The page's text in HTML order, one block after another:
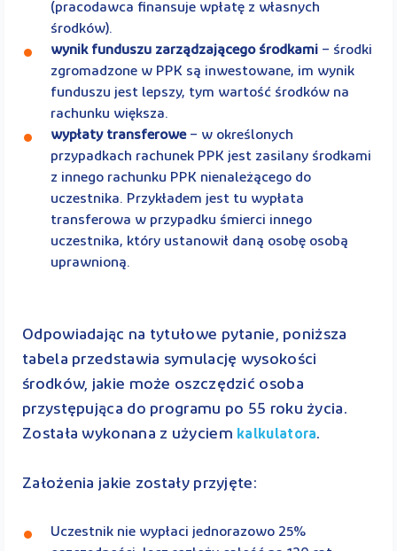
(pracodawca finansuje wpłatę z własnych
środków).
wynik funduszu zarządzającego środkami – środki
zgromadzone w PPK są inwestowane, im wynik
funduszu jest lepszy, tym wartość środków na
rachunku większa.
wypłaty transferowe– w określonych
przypadkach rachunek PPK jest zasilany środkami
z innego rachunku PPK nienależącego do
uczestnika. Przykładem jest tu wypłata
transferowa w przypadku śmierci innego
uczestnika, który ustanowił daną osobę osobą
uprawnioną.
Odpowiadając na tytułowe pytanie, poniższa
tabela przedstawia symulację wysokości
środków, jakie może oszczędzić osoba
przystępująca do programu po 55 roku życia.
Została wykonana z użyciem kalkulatora.
Założenia jakie zostały przyjęte:
Uczestnik nie wypłaci jednorazowo 25%